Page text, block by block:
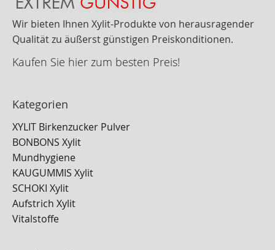
Wir bieten Ihnen Xylit-Produkte von herausragender
Qualität zu äußerst günstigen Preiskonditionen.
Kaufen Sie hier zum besten Preis!
Kategorien
XYLIT Birkenzucker Pulver
BONBONS Xylit
Mundhygiene
KAUGUMMIS Xylit
SCHOKI Xylit
Aufstrich Xylit
Vitalstoffe